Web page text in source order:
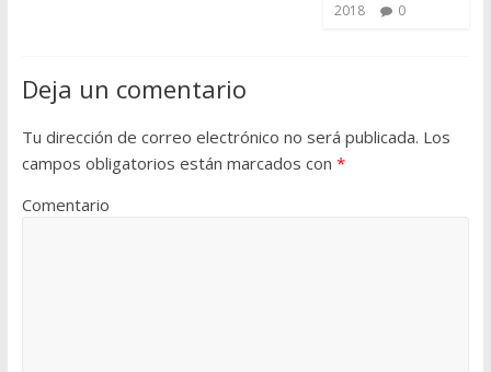
2018
0
Deja un comentario
Tu dirección de correo electrónico no será publicada. Los
campos obligatorios están marcados con *
Comentario